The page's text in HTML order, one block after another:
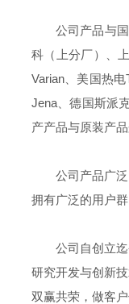
公司产品与
科（上分厂）、
Varian、美国热
Jena、德国斯派
产产品与原装产
公司产品广
拥有广泛的用户
公司自创立
研究开发与创新
双赢共荣，做客